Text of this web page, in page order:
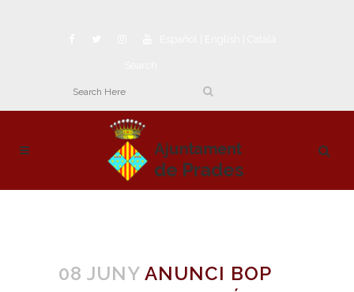
08 JUNY ANUNCI BOP